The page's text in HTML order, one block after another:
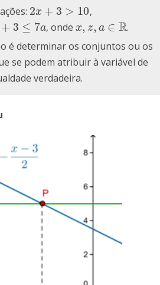
2x + 3 > 10
2x+3> 10 ,
+ 3 ≤ 7a
3≤ 7a , ondex, z, a ∈ R
x,z ,a∈R
.
é determinar os conjuntos ou os
se podem atribuir à variável de
verdadeira.